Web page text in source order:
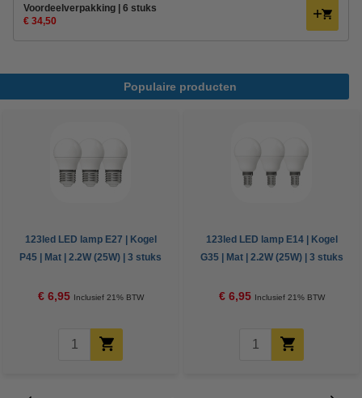
Voordeelverpakking | 6 stuks
€ 34,50
Populaire producten
123led LED lamp E27 | Kogel
P45 | Mat | 2.2W (25W) | 3 stuks
€ 6,95 Inclusief 21% BTW
123led LED lamp E14 | Kogel
G35 | Mat | 2.2W (25W) | 3 stuks
€ 6,95 Inclusief 21% BTW